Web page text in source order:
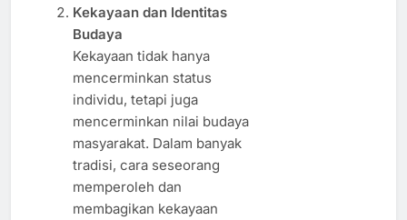
Kekayaan dan Identitas
Budaya
Kekayaan tidak hanya
mencerminkan status
individu, tetapi juga
mencerminkan nilai budaya
masyarakat. Dalam banyak
tradisi, cara seseorang
memperoleh dan
membagikan kekayaan